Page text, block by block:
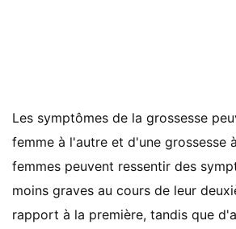
Les symptômes de la grossesse
femme à l'autre et d'une grossesse
femmes peuvent ressentir des
moins graves au cours de leur
rapport à la première, tandis que